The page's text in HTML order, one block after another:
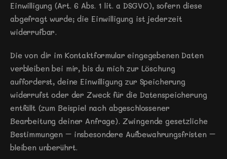
Einwilligung (Art. 6 Abs. 1 lit. a DSGVO), sofern diese
abgefragt wurde; die Einwilligung ist jederzeit
widerrufbar.
Die von dir im Kontaktformular eingegebenen Daten
verbleiben bei mir, bis du mich zur Löschung
aufforderst, deine Einwilligung zur Speicherung
widerrufst oder der Zweck für die Datenspeicherung
entfällt (zum Beispiel nach abgeschlossener
Bearbeitung deiner Anfrage). Zwingende gesetzliche
Bestimmungen – insbesondere Aufbewahrungsfristen –
bleiben unberührt.